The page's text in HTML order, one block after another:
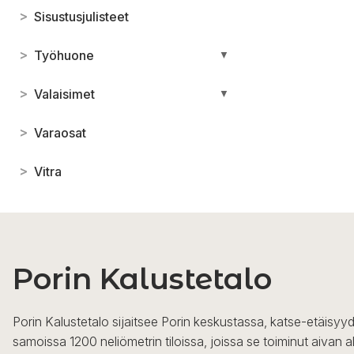
> Sisustusjulisteet
> Työhuone ▼
> Valaisimet ▼
> Varaosat
> Vitra
Porin Kalustetalo
Porin Kalustetalo sijaitsee Porin keskustassa, katse-
samoissa 1200 neliömetrin tiloissa, joissa se toiminut aivan